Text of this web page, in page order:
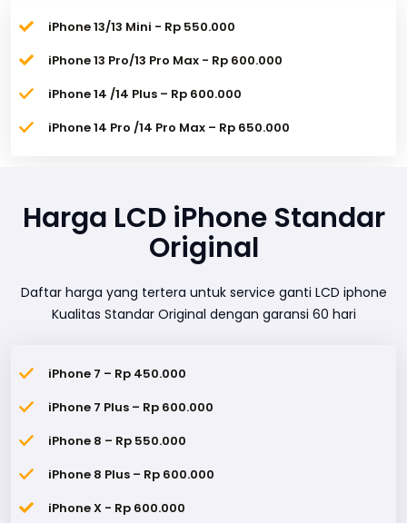
iPhone 13/13 Mini - Rp 550.000
iPhone 13 Pro/13 Pro Max - Rp 600.000
iPhone 14 /14 Plus – Rp 600.000
iPhone 14 Pro /14 Pro Max – Rp 650.000
Harga LCD iPhone Standar
Original
Daftar harga yang tertera untuk service ganti LCD iphone
Kualitas Standar Original dengan garansi 60 hari
iPhone 7 – Rp 450.000
iPhone 7 Plus – Rp 600.000
iPhone 8 – Rp 550.000
iPhone 8 Plus – Rp 600.000
iPhone X - Rp 600.000